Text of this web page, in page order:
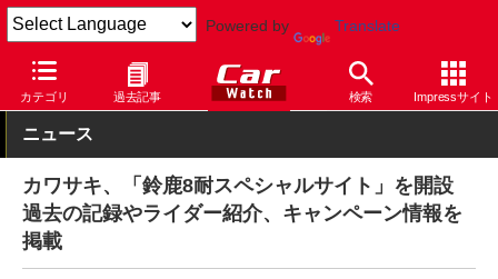
Powered by Translate
カテゴリ 過去記事 検索 Impressサイト
Car Watch モーターサイクル カワサキ
ニュース
カワサキ、「鈴鹿8耐スペシャルサイト」を開設
過去の記録やライダー紹介、キャンペーン情報を
掲載